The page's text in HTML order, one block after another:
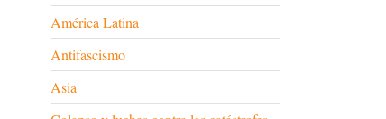
América Latina
Antifascismo
Asia